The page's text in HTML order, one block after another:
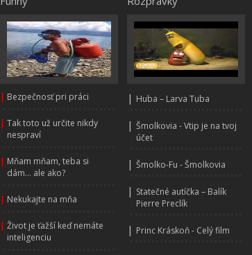
| Bezpečnosť pri práci
| Tak toto už určite nikdy
nespraví
| Mňam mňam, teba si
dám... ale ako?
| Nekukajte na mňa
| Život je ťažší keď nemáte
inteligenciu
| Huba – Larva Tuba
| Šmolkovia - Vtip je na tvoj
účet
| Šmolko-Fu - Šmolkovia
| Statečné autíčka – Balík
Pierre Preclík
| Princ Kráskoň - Celý film